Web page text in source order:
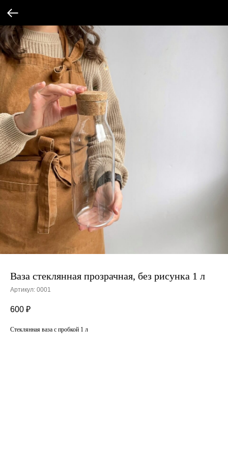
Ваза стеклянная прозрачная, без рисунка 1 л
Артикул: 0001
600 ₽
Стеклянная ваза с пробкой 1 л